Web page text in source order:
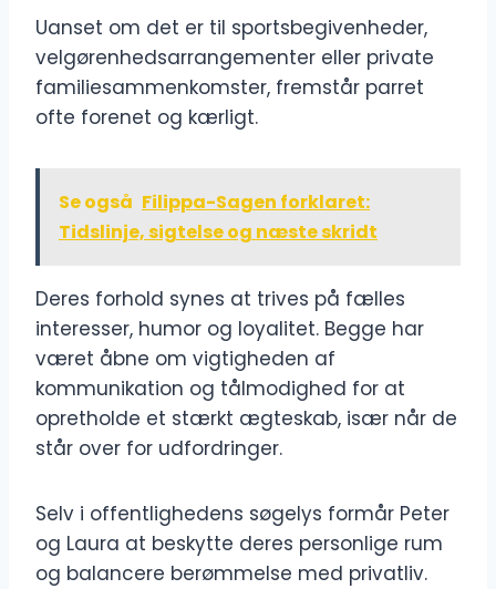
Uanset om det er til sportsbegivenheder,
velgørenhedsarrangementer eller private
familiesammenkomster, fremstår parret
ofte forenet og kærligt.
Se også Filippa-Sagen forklaret:
Tidslinje, sigtelse og næste skridt
Deres forhold synes at trives på fælles
interesser, humor og loyalitet. Begge har
været åbne om vigtigheden af
kommunikation og tålmodighed for at
opretholde et stærkt ægteskab, især når de
står over for udfordringer.
Selv i offentlighedens søgelys formår Peter
og Laura at beskytte deres personlige rum
og balancere berømmelse med privatliv.